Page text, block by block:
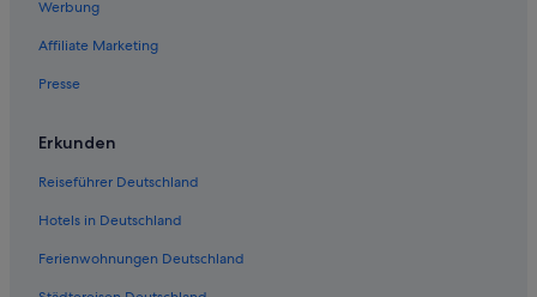
Werbung
Affiliate Marketing
Presse
Erkunden
Reiseführer Deutschland
Hotels in Deutschland
Ferienwohnungen Deutschland